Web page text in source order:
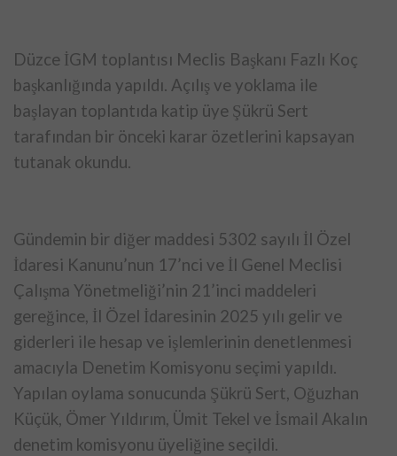
Düzce İGM toplantısı Meclis Başkanı Fazlı Koç
başkanlığında yapıldı. Açılış ve yoklama ile
başlayan toplantıda katip üye Şükrü Sert
tarafından bir önceki karar özetlerini kapsayan
tutanak okundu.
Gündemin bir diğer maddesi 5302 sayılı İl Özel
İdaresi Kanunu’nun 17’nci ve İl Genel Meclisi
Çalışma Yönetmeliği’nin 21’inci maddeleri
gereğince, İl Özel İdaresinin 2025 yılı gelir ve
giderleri ile hesap ve işlemlerinin denetlenmesi
amacıyla Denetim Komisyonu seçimi yapıldı.
Yapılan oylama sonucunda Şükrü Sert, Oğuzhan
Küçük, Ömer Yıldırım, Ümit Tekel ve İsmail Akalın
denetim komisyonu üyeliğine seçildi.